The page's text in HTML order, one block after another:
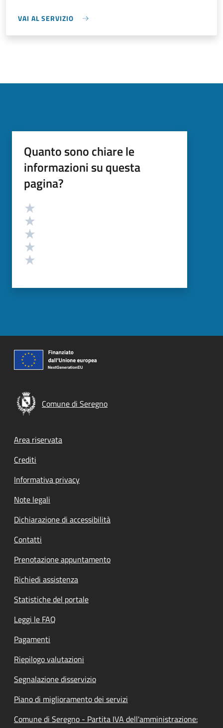
VAI AL SERVIZIO
Quanto sono chiare le
informazioni su questa
pagina?
Valutazione
Comune di Seregno
Footer menu
Area riservata
Crediti
Informativa privacy
Note legali
Dichiarazione di accessibilità
Contatti
Prenotazione appuntamento
Richiedi assistenza
Statistiche del portale
Leggi le FAQ
Pagamenti
Riepilogo valutazioni
Segnalazione disservizio
Piano di miglioramento dei servizi
Comune di Seregno - Partita IVA dell'amministrazione: